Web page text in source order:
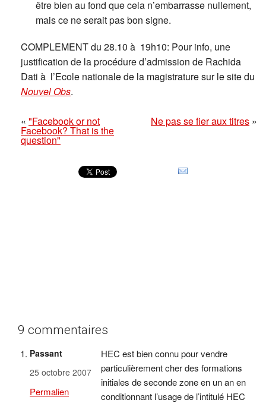
être bien au fond que cela n’embarrasse nullement,
mais ce ne serait pas bon signe.
COMPLEMENT du 28.10 à 19h10: Pour info, une
justification de la procédure d’admission de Rachida
Dati à l’Ecole nationale de la magistrature sur le site du
Nouvel Obs.
« "Facebook or not
Facebook? That is the
question"
Ne pas se fier aux titres »
9 commentaires
Passant
25 octobre 2007
Permalien
HEC est bien connu pour vendre
particulièrement cher des formations
initiales de seconde zone en un an en
conditionnant l’usage de l’intitulé HEC